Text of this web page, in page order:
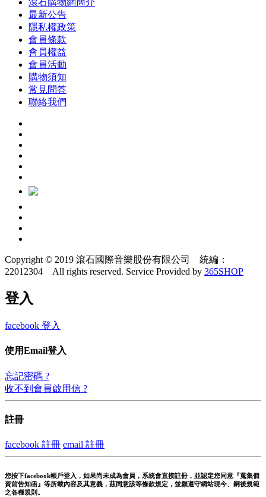
滾石購物網簡介
最新公告
隱私權政策
會員條款
會員權益
會員活動
購物須知
常見問答
聯絡我們
Copyright © 2019 滾石國際音樂股份有限公司 統編：
22012304 All rights reserved. Service Provided by 365SHOP
登入
facebook 登入
使用Email登入
忘記密碼 ?
收不到會員啟用信 ?
註冊
facebook 註冊 email 註冊
您按下facebook帳戶登入，如果尚未成為會員，系統會直接註冊，並認定您同意『蒐集個
資前告知函』等所載內容及其意義，茲同意該等條款規定，並願遵守網站現今、嗣後規範
之各種規則。